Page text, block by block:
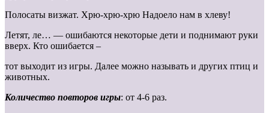
Полосаты визжат. Хрю-хрю-хрю Надоело нам в хлеву!
Летят, ле… — ошибаются некоторые дети и поднимают руки
вверх. Кто ошибается –
тот выходит из игры. Далее можно называть и других птиц и
животных.
Количество повторов игры: от 4-6 раз.